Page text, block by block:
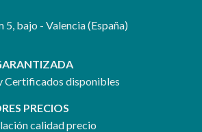
5, bajo - Valencia(España)
Certificados disponibles
PRECIOS
calidad precio